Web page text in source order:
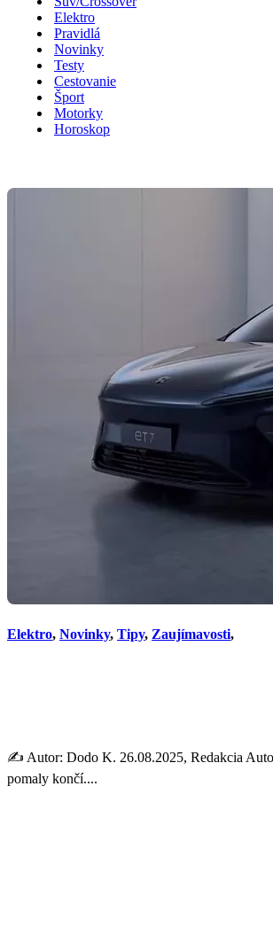
Elektro
Pravidlá
Novinky
Testy
Cestovanie
Šport
Motorky
Horoskop
Elektro, Novinky, Tipy, Zaujímavosti,
✍️ Autor: Dodo K. 26.08.2025, Redakcia Auto
pomaly končí....